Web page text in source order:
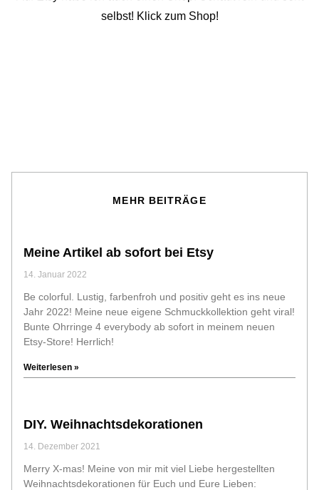
selbst! Klick zum Shop!
MEHR BEITRÄGE
Meine Artikel ab sofort bei Etsy
14. Januar 2022
Be colorful. Lustig, farbenfroh und positiv geht es ins neue
Jahr 2022! Meine neue eigene Schmuckkollektion geht viral!
Bunte Ohrringe 4 everybody ab sofort in meinem neuen
Etsy-Store! Herrlich!
Weiterlesen »
DIY. Weihnachtsdekorationen
14. Dezember 2021
Merry X-mas! Meine von mir mit viel Liebe hergestellten
Weihnachtsdekorationen für Euch und Eure Lieben: